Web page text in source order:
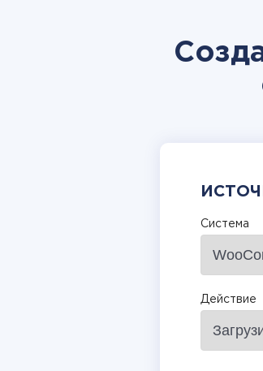
Система
Действие